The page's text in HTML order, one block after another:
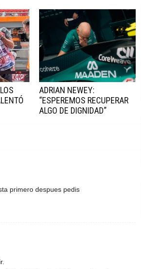
ADRIAN NEWEY:
“ESPEREMOS RECUPERAR
ALGO DE DIGNIDAD”
primero despues pedis